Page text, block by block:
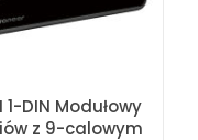
1-DIN Modułowy
z 9-calowym